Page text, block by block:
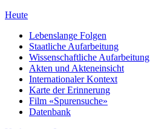
Heute
Lebenslange Folgen
Staatliche Aufarbeitung
Wissenschaftliche Aufarbeitung
Akten und Akteneinsicht
Internationaler Kontext
Karte der Erinnerung
Film «Spurensuche»
Datenbank